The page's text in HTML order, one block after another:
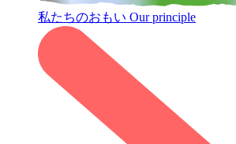
私たちのおもい Our principle